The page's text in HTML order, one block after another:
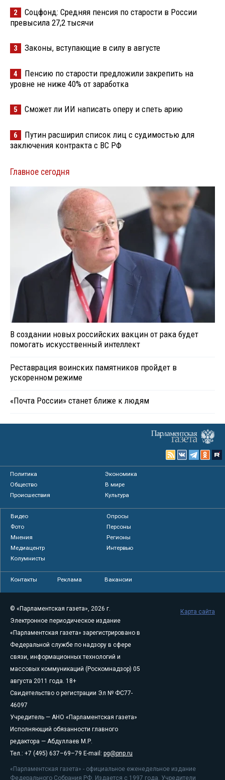
2
Соцфонд: Средняя пенсия по старости в России
превысила 27,2 тысячи
3 Законы, вступающие в силу в августе
4
Пенсию по старости предложили закрепить на
уровне не ниже 40% от заработка
5 Сможет ли ИИ написать оперу и спеть арию
6
Путин расширил список лиц с судимостью для
заключения контракта с ВС РФ
Главное сегодня
В создании новых российских вакцин от рака будет
помогать искусственный интеллект
Реставрация воинских памятников пройдет в
ускоренном режиме
«Почта России» станет ближе к людям
Политика
Экономика
Общество
В мире
Происшествия
Культура
Видео
Опросы
Фото
Персоны
Мнения
Регионы
Медиацентр
Интервью
Колумнисты
Контакты Реклама Вакансии
© «Парламентская газета», 2026 г.
Электронное периодическое издание
«Парламентская газета» зарегистрировано в
Федеральной службе по надзору в сфере
связи, информационных технологий и
массовых коммуникаций (Роскомнадзор) 05
августа 2011 года. 18+
Свидетельство о регистрации Эл № ФС77-
46097
Учредитель — АНО «Парламентская газета»
Исполняющий обязанности главного
редактора — Абдуллаев М.Р.
Тел.: +7 (495) 637–69–79 E-mail: pg@pnp.ru
«Парламентская газета» - официальное еженедельное издание
Федерального Собрания РФ. Издается с 1997 года. Учредители
Карта сайта